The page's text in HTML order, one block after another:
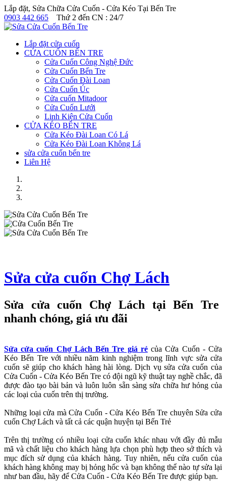
Lắp đặt, Sửa Chữa Cửa Cuốn - Cửa Kéo Tại Bến Tre
0903 442 665
Thứ 2 đến CN : 24/7
Lắp đặt cửa cuốn
CỬA CUỐN BẾN TRE
Cửa Cuốn Công Nghệ Đức
Cửa Cuốn Bến Tre
Cửa Cuốn Đài Loan
Cửa Cuốn Úc
Cửa cuốn Mitadoor
Cửa Cuốn Lưới
Linh Kiện Cửa Cuốn
CỬA KÉO BẾN TRE
Cửa Kéo Đài Loan Có Lá
Cửa Kéo Đài Loan Không Lá
sửa cửa cuốn bến tre
Liên Hệ
Sửa cửa cuốn Chợ Lách
Sửa cửa cuốn Chợ Lách tại Bến Tre
nhanh chóng, giá ưu đãi
Sửa cửa cuốn Chợ Lách Bến Tre giá rẻ của Cửa Cuốn - Cửa
Kéo Bến Tre với nhiều năm kinh nghiệm trong lĩnh vực sửa cửa
cuốn sẽ giúp cho khách hàng hài lòng. Dịch vụ sửa cửa cuốn của
Cửa Cuốn - Cửa Kéo Bến Tre có đội ngũ kỹ thuật tay nghề chắc, đã
được đào tạo bài bản và luôn luôn sẵn sàng sửa chữa hư hỏng của
các loại của cuốn trên thị trường.
Những loại cửa mà Cửa Cuốn - Cửa Kéo Bến Tre chuyên Sửa cửa
cuốn Chợ Lách và tất cả các quận huyện tại Bến Trẻ
Trên thị trường có nhiều loại cửa cuốn khác nhau với đầy đủ mẫu
mã và chất liệu cho khách hàng lựa chọn phù hợp theo sở thích và
mục đích sử dụng của khách hàng. Tuy nhiên, nếu cửa cuốn của
khách hàng không may bị hỏng hốc và bạn không thể nào tự sửa lại
như ban đầu, hãy để Cửa Cuốn - Cửa Kéo Bến Tre được giúp bạn.